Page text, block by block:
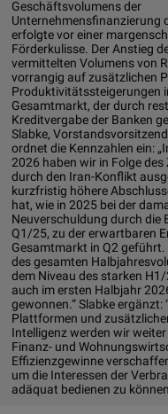
Geschäftsvolumens der
Unternehmensfinanzierung
erfolgte vor einer
Förderkulisse. Der Anstieg
vermittelten Volumens von
vorrangig auf zusätzlichen
Produktivitätssteigerungen
Gesamtmarkt, der durch
Kreditvergabe der Banken
Slabke,
ordnet die Kennzahlen ein:
2026 haben wir in Folge
durch den Iran-Konflikt
kurzfristig höhere
hat, wie in 2025 bei der
Neuverschuldung durch die
Q1/25, zu der erwartbaren
Gesamtmarkt in Q2
des gesamten
dem Niveau des starken
auch im ersten Halbjahr
gewonnen.“ Slabke ergänzt:
Plattformen und
Intelligenz werden wir
Finanz- und
Effizienzgewinne
um die Interessen der
adäquat bedienen zu